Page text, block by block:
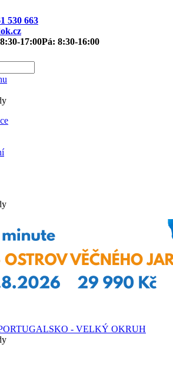
530 663
17:00Pá: 8:30-16:00
- VELKÝ OKRUH